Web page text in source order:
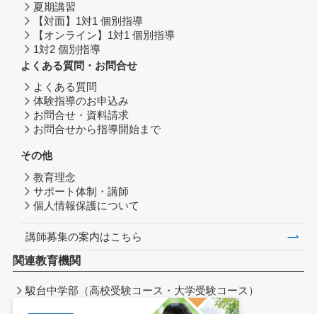
夏期講習
【対面】1対1 個別指導
【オンライン】1対1 個別指導
1対2 個別指導
よくある質問・お問合せ
よくある質問
体験指導のお申込み
お問合せ・資料請求
お問合せから指導開始まで
その他
教育理念
サポート体制・講師
個人情報保護について
講師募集の案内はこちら
関連教育機関
駿台中学部（高校受験コース・大学受験コース）